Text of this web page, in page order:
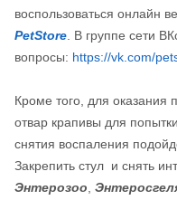
воспользоваться онлайн
PetStore. В группе сети
вопросы: https://vk.com/
Кроме того, для
отвар крапивы для
снятия воспаления
Закрепить стул и снять
Энтерозоо